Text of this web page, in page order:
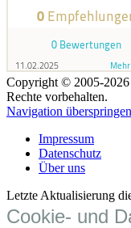
Copyright © 2005-
Rechte vorbehalten.
Navigation überspringen
Impressum
Datenschutz
Über uns
Letzte Aktualisierung
Cookie- und